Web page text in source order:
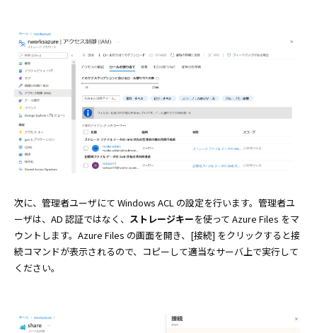
次に、管理者ユーザにて Windows ACL の設定を行います。管理者ユ
ーザは、AD 認証ではなく、 ストレージキーを使って Azure Files をマ
ウントします。Azure Files の画面を開き、[接続] をクリックすると接
続コマンドが表示されるので、コピーして適当なサーバ上で実行して
ください。